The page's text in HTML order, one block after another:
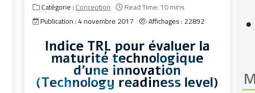
Catégorie :Conception
Read Time: 10 mins
Publication : 4 novembre 2017
Affichages : 22892
Indice TRL pour évaluer la
maturité technologique
d'une innovation
(Technology readiness level)